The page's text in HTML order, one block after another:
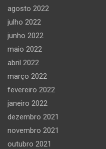
agosto 2022
julho 2022
junho 2022
maio 2022
abril 2022
março 2022
fevereiro 2022
janeiro 2022
dezembro 2021
novembro 2021
outubro 2021